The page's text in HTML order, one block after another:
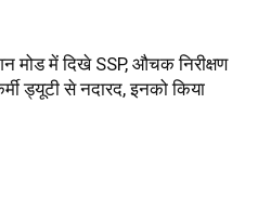
मोड में दिखे SSP, औचक निरीक्षण
ड्यूटी से नदारद, इनको किया